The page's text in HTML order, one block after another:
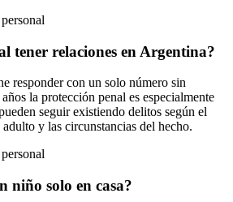
tener relaciones en Argentina?
responder con un solo número sin
la protección penal es especialmente
seguir existiendo delitos según el
y las circunstancias del hecho.
niño solo en casa?